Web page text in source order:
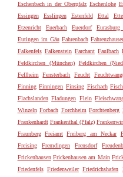
Eschenbach in der Oberpfalz Eschenlohe
Essingen
Esslingen Estenfeld Ettal
Etzenricht
Euerbach Euerdorf Eurasburg
Eutingen im Gäu Fahrenbach
Falkenfels Falkenstein Farchant Faulbach
Feldkirchen (München)
Feldkirchen
Fellheim
Fensterbach Feucht
Finning Finningen Finsing Fischach
Flachslanden Fladungen Flein
Winzeln Forbach Forchheim Forchtenberg
Frankenhardt Frankenthal (Pfalz)
Fraunberg Freiamt Freiberg am Neckar
Freising
Fremdingen Frensdorf
Frickenhausen Frickenhausen am Main
Friedenfels Friedenweiler Friedrichshafen